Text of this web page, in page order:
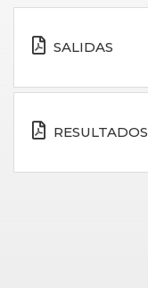
SALIDAS
RESULTADOS